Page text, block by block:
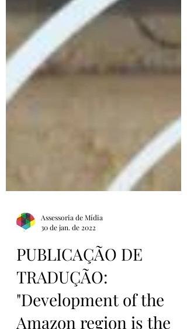
Assessoria de Mídia
30 de jan. de 2022
PUBLICAÇÃO DE
TRADUÇÃO: